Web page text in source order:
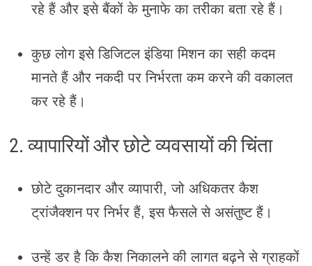
रहे हैं और इसे बैंकों के मुनाफे का तरीका बता रहे हैं।
कुछ लोग इसे डिजिटल इंडिया मिशन का सही कदम
मानते हैं और नकदी पर निर्भरता कम करने की वकालत
कर रहे हैं।
2. व्यापारियों और छोटे व्यवसायों की चिंता
छोटे दुकानदार और व्यापारी, जो अधिकतर कैश
ट्रांजैक्शन पर निर्भर हैं, इस फैसले से असंतुष्ट हैं।
उन्हें डर है कि कैश निकालने की लागत बढ़ने से ग्राहकों